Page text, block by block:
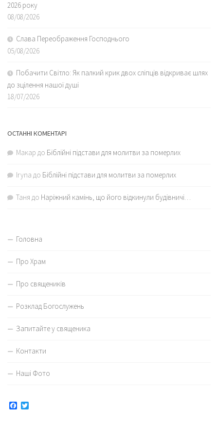
2026 року
08/08/2026
Слава Переображення Господнього
05/08/2026
Побачити Світло: Як палкий крик двох сліпців відкриває шлях
до зцілення нашої душі
18/07/2026
ОСТАННІ КОМЕНТАРІ
Макар до Біблійні підстави для молитви за померлих
Iryna до Біблійні підстави для молитви за померлих
Таня до Наріжний камінь, що його відкинули будівничі…
Головна
Про Храм
Про священиків
Розклад Богослужень
Запитайте у священика
Контакти
Наші Фото
Facebook